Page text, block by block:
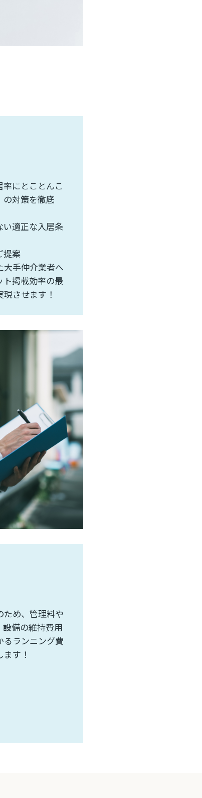
にとことんこ
の対策を徹底
い適正な入居条
提案
大手仲介業者へ
ト掲載効率の最
させます！
ため、管理料や
備の維持費用
るランニング費
す！